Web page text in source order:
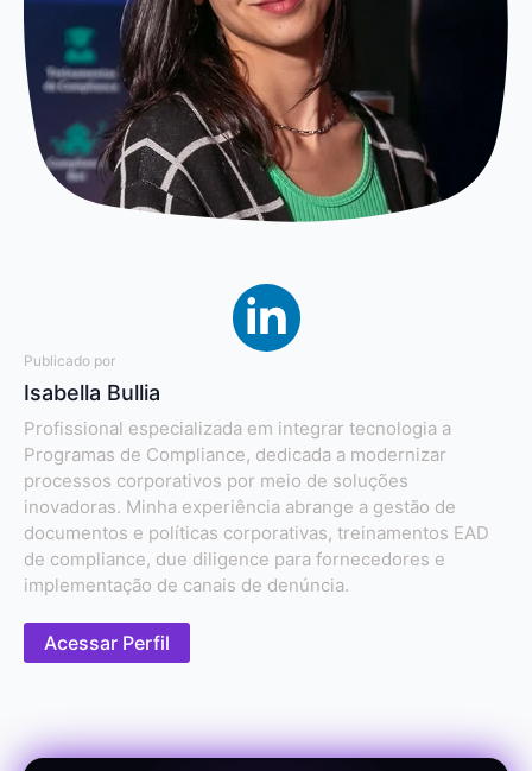
Publicado por
Isabella Bullia
Profissional especializada em integrar tecnologia a
Programas de Compliance, dedicada a modernizar
processos corporativos por meio de soluções
inovadoras. Minha experiência abrange a gestão de
documentos e políticas corporativas, treinamentos EAD
de compliance, due diligence para fornecedores e
implementação de canais de denúncia.
Acessar Perfil